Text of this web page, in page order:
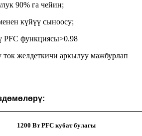
90% га чейин;
күйүү сыноосу;
PFC функциясы>0.98
ток желдеткичи аркылуу мажбурлап
1200 Вт PFC кубат булагы